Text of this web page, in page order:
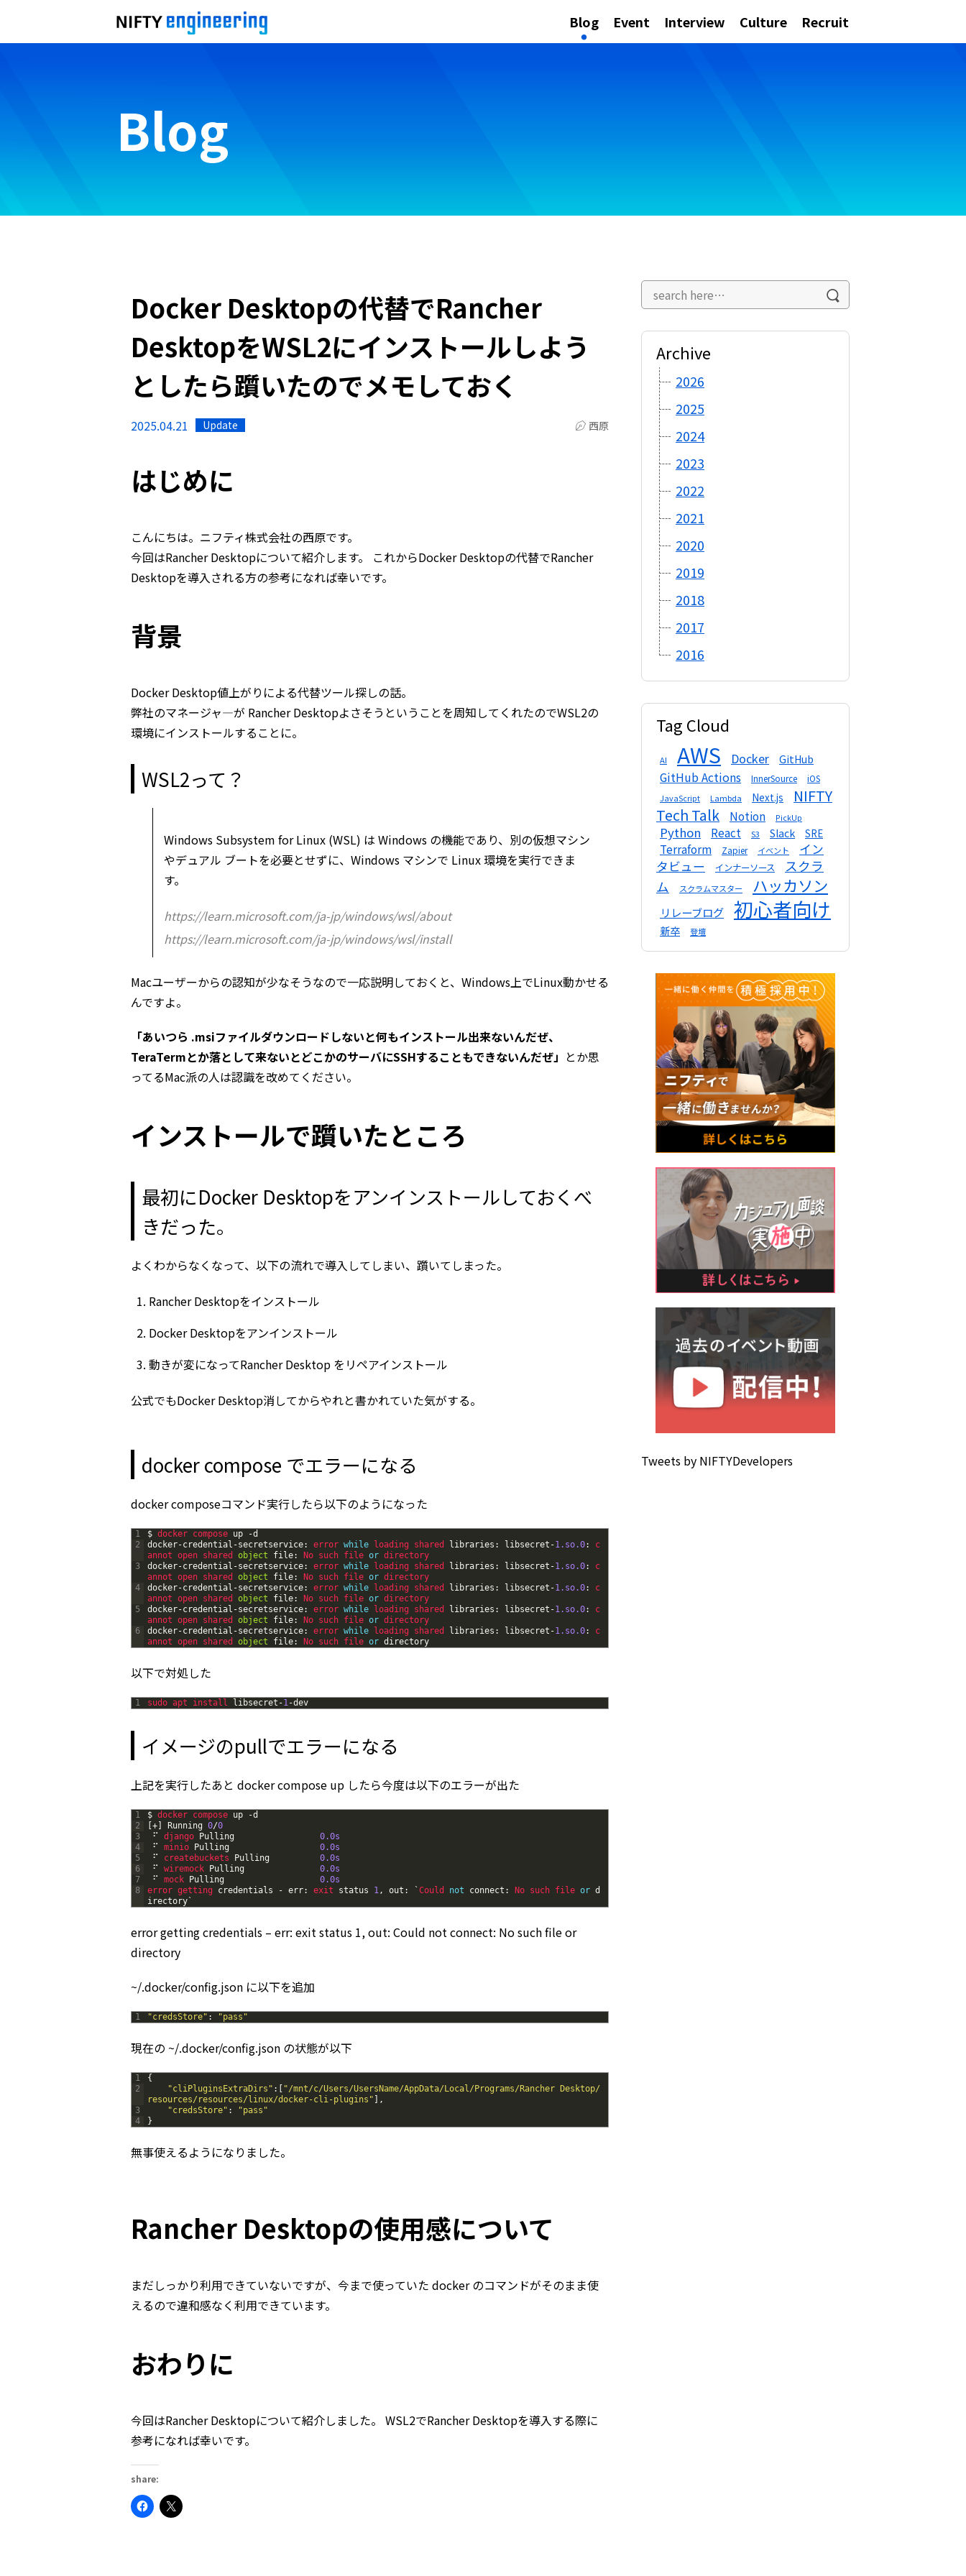
Blog Event Interview Culture Recruit
Blog
Docker Desktopの代替でRancher
DesktopをWSL2にインストールしよう
としたら躓いたのでメモしておく
2025.04.21 Update 西原
はじめに
こんにちは。ニフティ株式会社の西原です。
今回はRancher Desktopについて紹介します。 これからDocker Desktopの代替でRancher
Desktopを導入される方の参考になれば幸いです。
背景
Docker Desktop値上がりによる代替ツール探しの話。
弊社のマネージャ―が Rancher Desktopよさそうということを周知してくれたのでWSL2の
環境にインストールすることに。
WSL2って？
Windows Subsystem for Linux (WSL) は Windows の機能であり、別の仮想マシン
やデュアル ブートを必要とせずに、Windows マシンで Linux 環境を実行できま
す。
https://learn.microsoft.com/ja-jp/windows/wsl/about
https://learn.microsoft.com/ja-jp/windows/wsl/install
Macユーザーからの認知が少なそうなので一応説明しておくと、Windows上でLinux動かせる
んですよ。
「あいつら .msiファイルダウンロードしないと何もインストール出来ないんだぜ、
TeraTermとか落として来ないとどこかのサーバにSSHすることもできないんだぜ」 とか思
ってるMac派の人は認識を改めてください。
インストールで躓いたところ
最初にDocker Desktopをアンインストールしておくべ
きだった。
よくわからなくなって、以下の流れで導入してしまい、躓いてしまった。
Rancher Desktopをインストール
Docker Desktopをアンインストール
動きが変になってRancher Desktop をリペアインストール
公式でもDocker Desktop消してからやれと書かれていた気がする。
docker compose でエラーになる
docker composeコマンド実行したら以下のようになった
1
2
3
4
5
6
$ docker compose up -d
docker-credential -secretservice: error while loading shared libraries : libsecret -1.so.0:
c
annot open shared object file: No such file or directory
docker-credential -secretservice: error while loading shared libraries : libsecret -1.so.0:
c
annot open shared object file: No such file or directory
docker-credential -secretservice: error while loading shared libraries : libsecret -1.so.0:
c
annot open shared object file: No such file or directory
docker-credential -secretservice: error while loading shared libraries : libsecret -1.so.0:
c
annot open shared object file: No such file or directory
docker-credential -secretservice: error while loading shared libraries : libsecret -1.so.0:
c
annot open shared object file: No such file or directory
以下で対処した
1 sudo apt install libsecret -1-dev
イメージのpullでエラーになる
上記を実行したあと docker compose up したら今度は以下のエラーが出た
1
2
3
4
5
6
7
8
$ docker compose up -d
+ Running 0/0
⠋
django Pulling
0.0s
⠋
minio Pulling
0.0s
⠋
createbuckets Pulling
0.0s
⠋
wiremock Pulling
0.0s
⠋
mock Pulling
0.0s
error getting credentials - err: exit status 1, out : `Could not connect : No such file or d
irectory `
error getting credentials – err: exit status 1, out: Could not connect: No such file or
directory
~/.docker/config.json に以下を追加
1 "credsStore" : "pass"
現在の ~/.docker/config.json の状態が以下
1
2
3
4
{
"cliPluginsExtraDirs" :
"/mnt/c/Users/UsersName/AppData/Local/Programs/Rancher Desktop/
resources/resources/linux/docker-cli-plugins"
,
"credsStore" :
"pass"
}
無事使えるようになりました。
Rancher Desktopの使用感について
まだしっかり利用できていないですが、今まで使っていた docker のコマンドがそのまま使
えるので違和感なく利用できています。
おわりに
今回はRancher Desktopについて紹介しました。 WSL2でRancher Desktopを導入する際に
参考になれば幸いです。
share:
Facebook
で
ク
リ
Archive
2026
2025
2024
2023
2022
2021
2020
2019
2018
2017
2016
Tag Cloud
AI AWS Docker GitHub
GitHub Actions InnerSource iOS
JavaScript Lambda Next.js
NIFTY
Tech Talk
Notion PickUp
Python React S3 Slack SRE
Terraform Zapier イベント
イン
タビュー
インナーソース
スクラ
ム
スクラムマスター ハッカソン
リレーブログ 初心者向け
新卒 登壇
Tweets by NIFTYDevelopers